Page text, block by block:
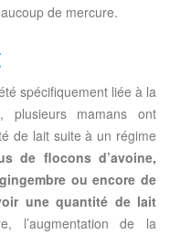
de mercure.
spécifiquement liée à la
plusieurs mamans ont
de lait suite à un régime
de flocons d’avoine,
ou encore de
une quantité de lait
l’augmentation de la